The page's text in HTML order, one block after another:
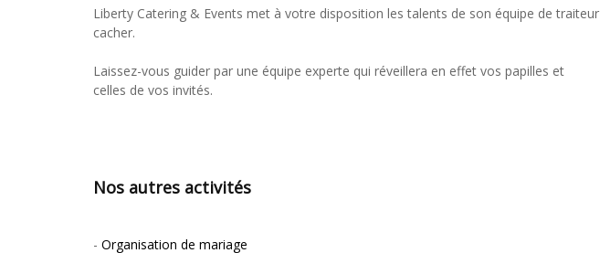
Liberty Catering & Events met à votre disposition les talents de son équipe de traiteur
cacher.
Laissez-vous guider par une équipe experte qui réveillera en effet vos papilles et
celles de vos invités.
Nos autres activités
- Organisation de mariage